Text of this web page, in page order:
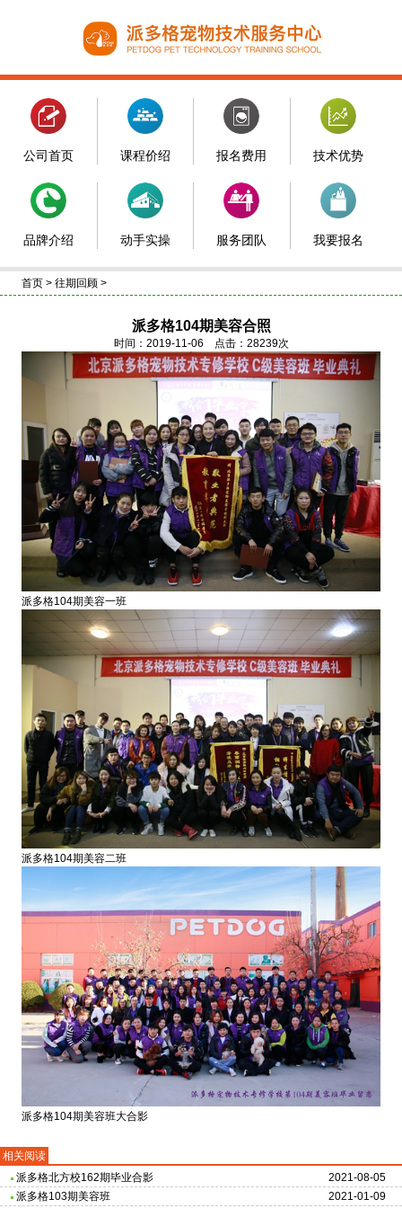
公司首页 课程价绍 报名费用 技术优势
品牌介绍 动手实操 服务团队 我要报名
首页 > 往期回顾 >
派多格104期美容合照
时间：2019-11-06 点击：28239次
派多格104期美容一班
派多格104期美容二班
派多格104期美容班大合影
相关阅读
2021-08-05
派多格北方校162期毕业合影
2021-01-09
派多格103期美容班